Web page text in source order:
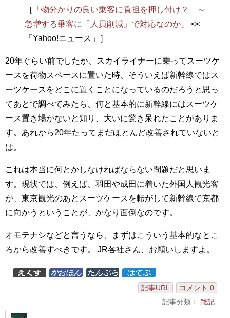
［
「物分かりの良い乗客に負担を押し付け？ ～
急増する乗客に「人員削減」で対応なのか」
<<
「Yahoo!ニュース」］
20年ぐらい前でしたか、スカイライナーに乗ってスーツケ
ースを荷物スペースに置いた時、そういえば新幹線ではス
ーツケースをどこに置くことになっているのだろうと思っ
てあとで調べてみたら、何と基本的に新幹線にはスーツケ
ース置き場がないと知り、大いに驚き呆れたことがありま
す。あれから20年たってまだほとんど改善されていないと
は。
これは本当に何とかしなければならない問題だと思いま
す。現状では、例えば、羽田や成田に着いた外国人観光客
が、東京観光のあとスーツケースを転がして新幹線で京都
に向かうということが、かなり面倒なのです。
オモテナシなどと言うなら、まずはこういう基本的なとこ
ろから改善すべきです。 JR各社さん、お願いしますよ。
記事URL
コメント 0
記事分類： 雑記